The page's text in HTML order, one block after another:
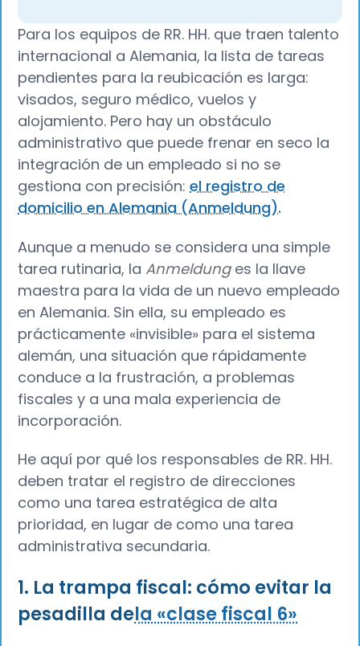
Para los equipos de RR. HH. que traen talento
internacional a Alemania, la lista de tareas
pendientes para la reubicación es larga:
visados, seguro médico, vuelos y
alojamiento. Pero hay un obstáculo
administrativo que puede frenar en seco la
integración de un empleado si no se
gestiona con precisión:el registro de
domicilio en Alemania (Anmeldung).
Aunque a menudo se considera una simple
tarea rutinaria, la Anmeldunges la llave
maestra para la vida de un nuevo empleado
en Alemania. Sin ella, su empleado es
prácticamente «invisible» para el sistema
alemán, una situación que rápidamente
conduce a la frustración, a problemas
fiscales y a una mala experiencia de
incorporación.
He aquí por qué los responsables de RR. HH.
deben tratar el registro de direcciones
como una tarea estratégica de alta
prioridad, en lugar de como una tarea
administrativa secundaria.
1. La trampa fiscal: cómo evitar la
pesadilla dela «clase fiscal 6»